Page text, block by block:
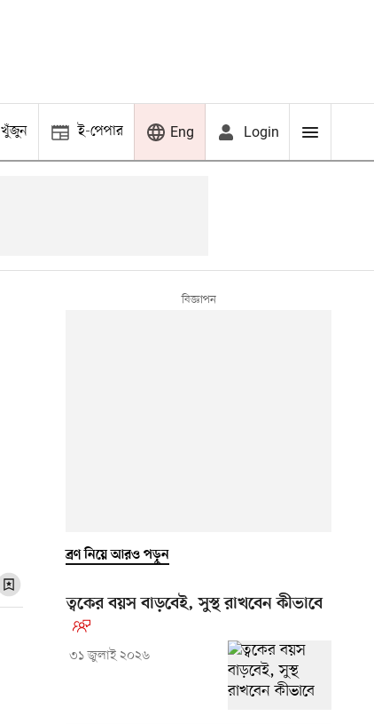
খুঁজুন ই-পেপার Eng Login
ব্রণ নিয়ে আরও পড়ুন
ত্বকের বয়স বাড়বেই, সুস্থ রাখবেন কীভাবে
৩১ জুলাই ২০২৬